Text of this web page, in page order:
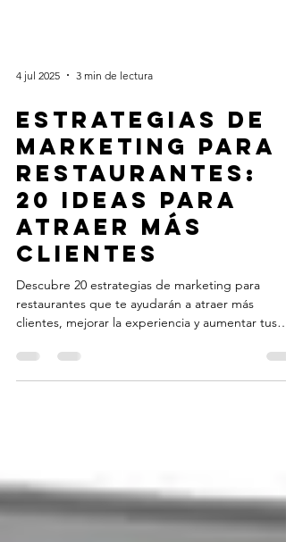
4 jul 2025 3 min de lectura
Estrategias de
Marketing para
Restaurantes:
20 Ideas para
Atraer Más
Clientes
Descubre 20 estrategias de marketing para
clientes, mejorar la experiencia y aumentar tus
ingresos. Incluye herramientas como Tabblify y